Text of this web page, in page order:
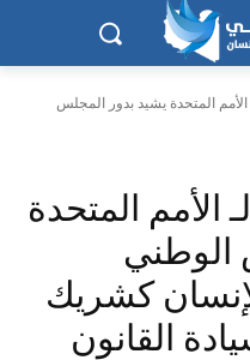
الأمم المتحدة يشيد بدور المجلس
الأمم المتحدة
الوطني
كشريك
القانون